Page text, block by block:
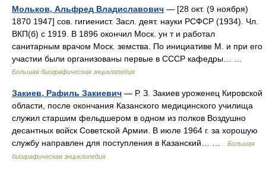
Мольков, Альфред Владиславович — [28 окт. (9 ноября)
1870 1947] сов. гигиенист. Засл. деят. науки РСФСР (1934). Чл.
ВКП(б) с 1919. В 1896 окончил Моск. ун т и работал
санитарным врачом Моск. земства. По инициативе М. и при его
участии были организованы первые в СССР кафедры… …
Большая биографическая энциклопедия
Закиев, Рафиль Закиевич — Р. З. Закиев уроженец Кировской
области, после окончания Казанского медицинского училища
служил старшим фельдшером в одном из полков Воздушно
десантных войск Советской Армии. В июле 1964 г. за хорошую
службу направлен для поступления в Казанский… …
Большая
биографическая энциклопедия